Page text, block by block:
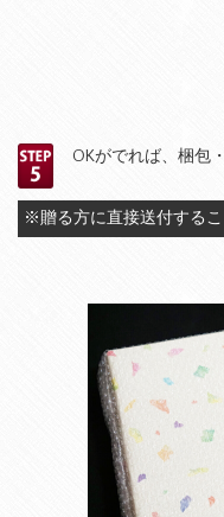
OKがでれば、梱包
※贈る方に直接送付するこ